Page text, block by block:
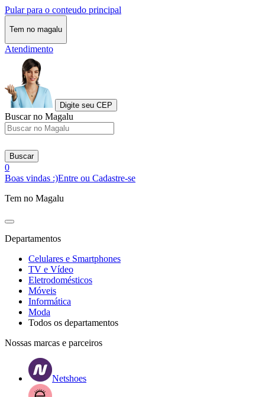
Pular para o conteudo principal
Tem no magalu
Atendimento
Digite seu CEP
Buscar no Magalu
Buscar
0
Boas vindas :)Entre ou Cadastre-se
Tem no Magalu
Departamentos
Celulares e Smartphones
TV e Vídeo
Eletrodomésticos
Móveis
Informática
Moda
Todos os departamentos
Nossas marcas e parceiros
Netshoes